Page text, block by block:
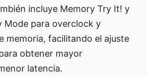
incluye Memory Try It! y
Mode para overclock y
memoria, facilitando el ajuste
obtener mayor
latencia.